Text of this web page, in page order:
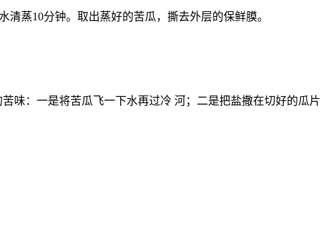
蒸10分钟。取出蒸好的苦瓜，撕去外层的保鲜膜。
味：一是将苦瓜飞一下水再过冷 河；二是把盐撒在切好的瓜片